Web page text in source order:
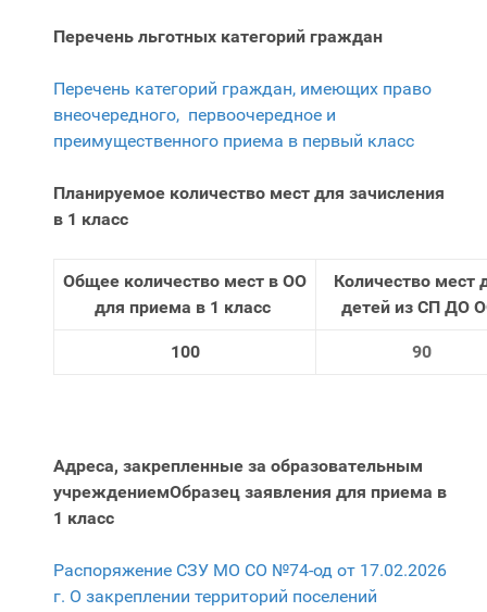
Перечень льготных категорий граждан
Перечень категорий граждан, имеющих право
внеочередного, первоочередное и
преимущественного приема в первый класс
Планируемое количество мест для зачисления
в 1 класс
Общее количество мест в ОО
для приема в 1 класс
Количество мест
детей из СП ДО
100 90
Адреса, закрепленные за образовательным
учреждениемОбразец заявления для приема в
1 класс
Распоряжение СЗУ МО СО №74-од от 17.02.2026
г. О закреплении территорий поселений